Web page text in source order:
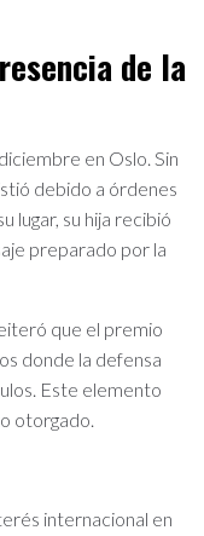
de la
en Oslo. Sin
debido a órdenes
lugar, su hija recibió
preparado por la
que el premio
donde la defensa
Este elemento
otorgado.
internacional en